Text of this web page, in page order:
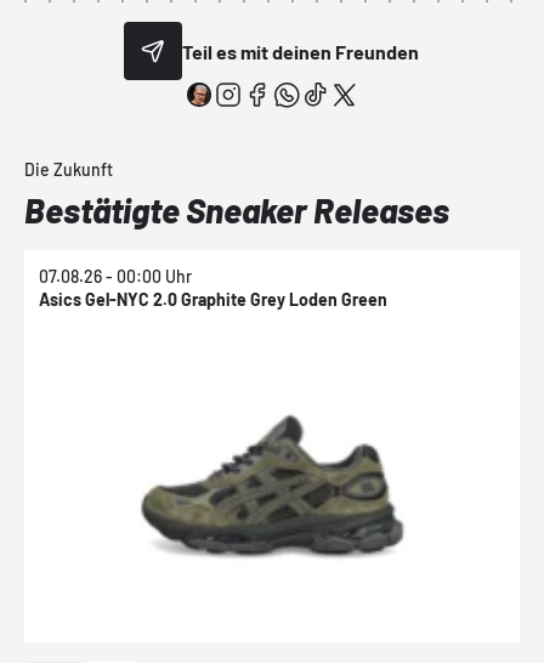
Teil es mit deinen Freunden
Die Zukunft
Bestätigte Sneaker Releases
07.08.26 - 00:00 Uhr
Asics Gel-NYC 2.0 Graphite Grey Loden Green